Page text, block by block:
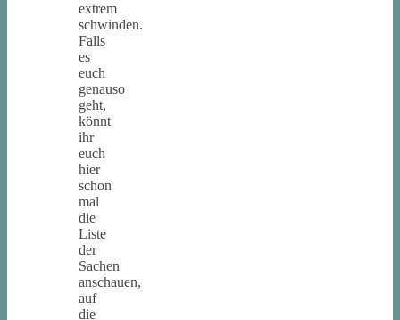
extrem
schwinden.
Falls
es
euch
genauso
geht,
könnt
ihr
euch
hier
schon
mal
die
Liste
der
Sachen
anschauen,
auf
die